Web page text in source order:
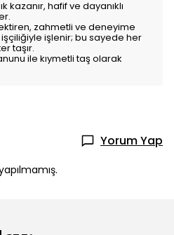
kazanır, hafif ve dayanıklı
zahmetli ve deneyime
işlenir; bu sayede her
taşır.
ile kıymetli taş olarak
Yorum Yap